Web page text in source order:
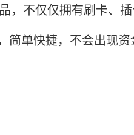
，不仅仅拥有刷卡、
简单快捷，不会出现